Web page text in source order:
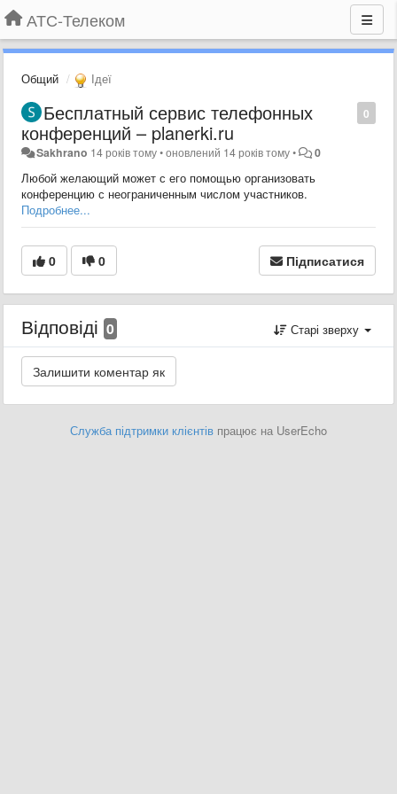
АТС-Телеком
Общий Ідеї
0
Бесплатный сервис телефонных
конференций – planerki.ru
Sakhrano 14 років тому•оновлений 14 років тому• 0
Любой желающий может с его помощью организовать
конференцию с неограниченным числом участников.
Подробнее...
0 0 Підписатися
Відповіді 0 Старі зверху
Служба підтримки клієнтів працює на UserEcho